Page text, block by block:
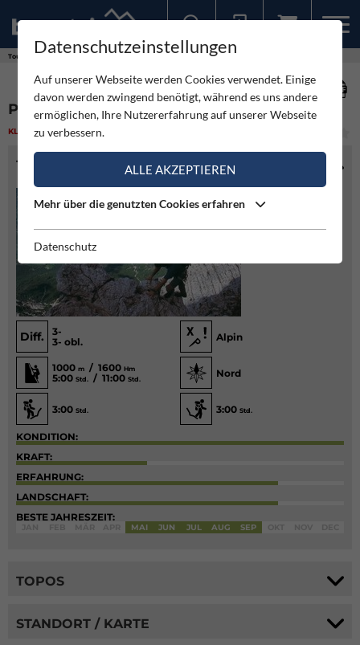
Touren
PICHLWEG PLANSPITZE NORDWAND
KLETTERN LEICHT
TOURENINFO
Diff.
3-
3- obl.
Alpin
1000 m / 1600 Hm
5:00 Std. / 11:00 Std.
Nord
3:00 Std. 3:00 Std.
KONDITION:
KRAFT:
ERFAHRUNG:
LANDSCHAFT:
BESTE JAHRESZEIT:
MAI JUN JUL AUG SEP
TOPOS
STANDORT / KARTE
Datenschutzeinstellungen
Auf unserer Webseite werden Cookies verwendet. Einige
davon werden zwingend benötigt, während es uns andere
ermöglichen, Ihre Nutzererfahrung auf unserer Webseite
zu verbessern.
ALLE AKZEPTIEREN
Mehr über die genutzten Cookies erfahren
Datenschutz